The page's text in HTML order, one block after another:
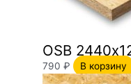
OSB
790₽ В корзину